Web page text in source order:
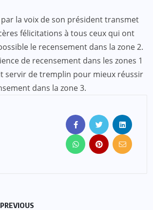
par la voix de son président transmet
félicitations à tous ceux qui ont
le recensement dans la zone 2.
de recensement dans les zones 1
servir de tremplin pour mieux réussir
dans la zone 3.
PREVIOUS